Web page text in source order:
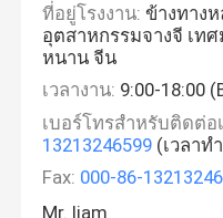
ที่อยู่โรงงาน: ข้างทาง
อุตสาหกรรมจางจี เ
หนาน จีน
เวลางาน: 9:00-18:00
เบอร์โทรสำหรับติดต่อ
13213246599 (เวลาท
Fax: 000-86-
Mr. liam